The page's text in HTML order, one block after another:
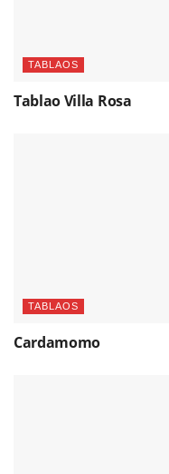
TABLAOS
Tablao Villa Rosa
TABLAOS
Cardamomo